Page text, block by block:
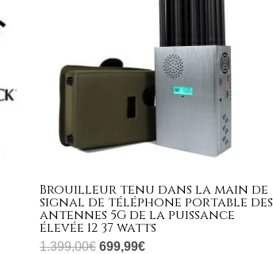
Brouilleur tenu dans la main de
signal de téléphone portable des
antennes 5G de la puissance
élevée 12 37 watts
1.399,00€ 699,99€